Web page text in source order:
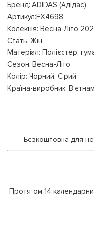
Бренд: ADIDAS (Адідас)
Артикул:FX4698
Колекція: Весна-Літо
Стать: Жін.
Матеріал: Полієстер,
Сезон: Весна-Літо
Колір: Чорний, Сірий
Країна-виробник: В'єтнам
Безкоштовна для не
Протягом 14